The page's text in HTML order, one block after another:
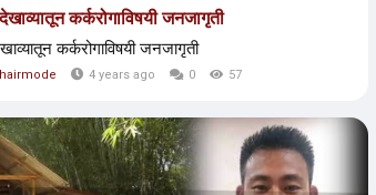
कर्करोगाविषयी जनजागृती
कर्करोगाविषयी जनजागृती
4 years ago 0 57